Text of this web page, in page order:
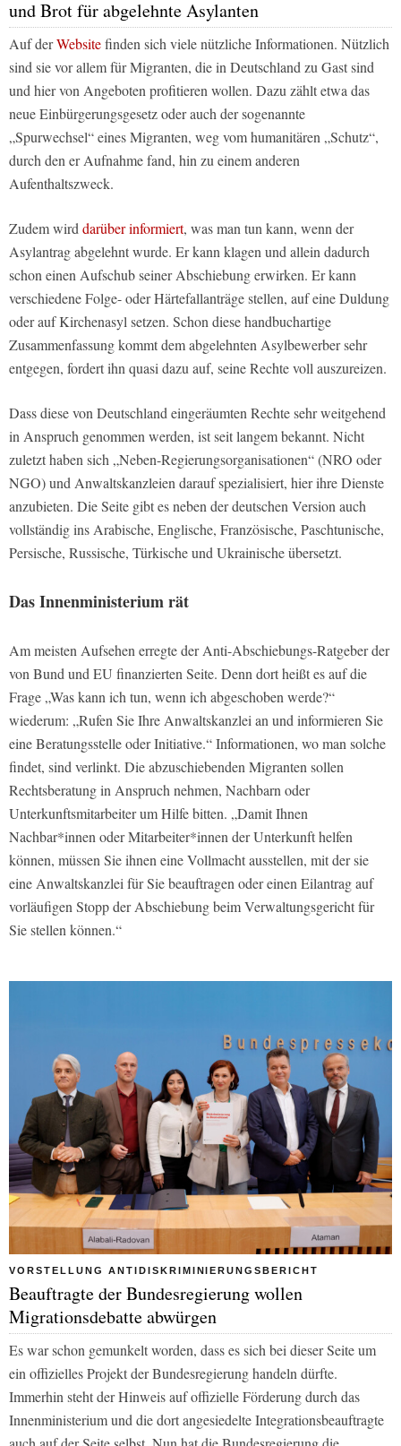
und Brot für abgelehnte Asylanten
Auf derWebsitefinden sich viele nützliche Informationen. Nützlich
sind sie vor allem für Migranten, die in Deutschland zu Gast sind
und hier von Angeboten profitieren wollen. Dazu zählt etwa das
neue Einbürgerungsgesetz oder auch der sogenannte
„Spurwechsel“ eines Migranten, weg vom humanitären „Schutz“,
durch den er Aufnahme fand, hin zu einem anderen
Aufenthaltszweck.
Zudem wird darüber informiert, was man tun kann, wenn der
Asylantrag abgelehnt wurde. Er kann klagen und allein dadurch
schon einen Aufschub seiner Abschiebung erwirken. Er kann
verschiedene Folge- oder Härtefallanträge stellen, auf eine Duldung
oder auf Kirchenasyl setzen. Schon diese handbuchartige
Zusammenfassung kommt dem abgelehnten Asylbewerber sehr
entgegen, fordert ihn quasi dazu auf, seine Rechte voll auszureizen.
Dass diese von Deutschland eingeräumten Rechte sehr weitgehend
in Anspruch genommen werden, ist seit langem bekannt. Nicht
zuletzt haben sich „Neben-Regierungsorganisationen“ (NRO oder
NGO) und Anwaltskanzleien darauf spezialisiert, hier ihre Dienste
anzubieten. Die Seite gibt es neben der deutschen Version auch
vollständig ins Arabische, Englische, Französische, Paschtunische,
Persische, Russische, Türkische und Ukrainische übersetzt.
Das Innenministerium rät
Am meisten Aufsehen erregte der Anti-Abschiebungs-Ratgeber der
von Bund und EU finanzierten Seite. Denn dort heißt es auf die
Frage „Was kann ich tun, wenn ich abgeschoben werde?“
wiederum: „Rufen Sie Ihre Anwaltskanzlei an und informieren Sie
eine Beratungsstelle oder Initiative.“ Informationen, wo man solche
findet, sind verlinkt. Die abzuschiebenden Migranten sollen
Rechtsberatung in Anspruch nehmen, Nachbarn oder
Unterkunftsmitarbeiter um Hilfe bitten. „Damit Ihnen
Nachbar*innen oder Mitarbeiter*innen der Unterkunft helfen
können, müssen Sie ihnen eine Vollmacht ausstellen, mit der sie
eine Anwaltskanzlei für Sie beauftragen oder einen Eilantrag auf
vorläufigen Stopp der Abschiebung beim Verwaltungsgericht für
Sie stellen können.“
VORSTELLUNG ANTIDISKRIMINIERUNGSBERICHT
Beauftragte der Bundesregierung wollen
Migrationsdebatte abwürgen
Es war schon gemunkelt worden, dass es sich bei dieser Seite um
ein offizielles Projekt der Bundesregierung handeln dürfte.
Immerhin steht der Hinweis auf offizielle Förderung durch das
Innenministerium und die dort angesiedelte Integrationsbeauftragte